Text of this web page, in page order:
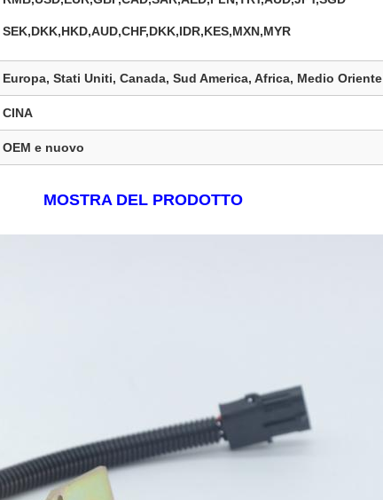
SEK,DKK,HKD,AUD,CHF,DKK,IDR,KES,MXN,MYR
Europa, Stati Uniti, Canada, Sud America, Africa, Medio Oriente
CINA
OEM e nuovo
MOSTRA DEL PRODOTTO